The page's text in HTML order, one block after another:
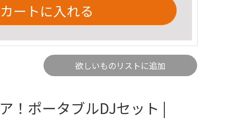
カートに入れる
欲しいものリストに追加
！ポータブルDJセット |